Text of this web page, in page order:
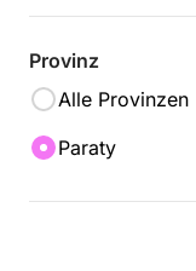
Provinz
Alle Provinzen
Paraty